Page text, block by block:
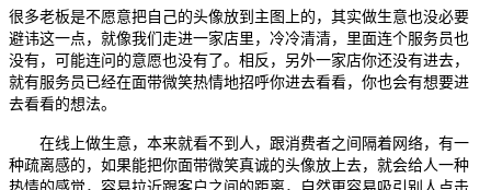
很多老板是不愿意把自己的头像放到主图上的，其实做生意也没必要
避讳这一点，就像我们走进一家店里，冷冷清清，里面连个服务员也
没有，可能连问的意愿也没有了。相反，另外一家店你还没有进去，
就有服务员已经在面带微笑热情地招呼你进去看看，你也会有想要进
去看看的想法。
在线上做生意，本来就看不到人，跟消费者之间隔着网络，有一
种疏离感的，如果能把你面带微笑真诚的头像放上去，就会给人一种